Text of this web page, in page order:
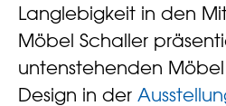
Langlebigkeit in den
Möbel Schaller
untenstehenden
Design in der